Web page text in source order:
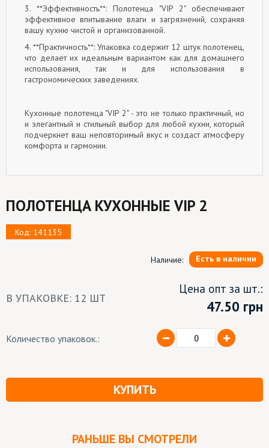
3. **Эффективность**: Полотенца "VIP 2" обеспечивают
эффективное впитывание влаги и загрязнений, сохраняя
вашу кухню чистой и организованной.
4. **Практичность**: Упаковка содержит 12 штук полотенец,
что делает их идеальным вариантом как для домашнего
использования, так и для использования в
гастрономических заведениях.
Кухонные полотенца "VIP 2" - это не только практичный, но
и элегантный и стильный выбор для любой кухни, который
подчеркнет ваш неповторимый вкус и создаст атмосферу
комфорта и гармонии.
ПОЛОТЕНЦА КУХОННЫЕ VIP 2
Код: 141135
Наличие: Есть в наличии
В УПАКОВКЕ: 12 ШТ
Цена опт за шт.:
47.50 грн
Количество упаковок.:
КУПИТЬ
РАНЬШЕ ВЫ СМОТРЕЛИ